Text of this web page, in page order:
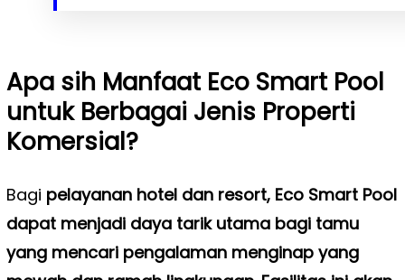
Apa sih Manfaat Eco Smart Pool
untuk Berbagai Jenis Properti
Komersial?
Bagi pelayanan hotel dan resort, Eco Smart Pool
dapat menjadi daya tarik utama bagi tamu
yang mencari pengalaman menginap yang